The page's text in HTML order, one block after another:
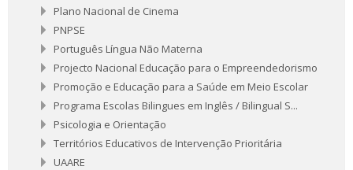
Plano Nacional de Cinema
PNPSE
Português Língua Não Materna
Projecto Nacional Educação para o Empreendedorismo
Promoção e Educação para a Saúde em Meio Escolar
Programa Escolas Bilingues em Inglês / Bilingual S...
Psicologia e Orientação
Territórios Educativos de Intervenção Prioritária
UAARE